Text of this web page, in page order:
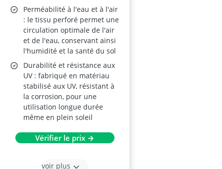
Perméabilité à l'eau et à l'air
: le tissu perforé permet une
circulation optimale de l'air
et de l'eau, conservant ainsi
l'humidité et la santé du sol
Durabilité et résistance aux
UV : fabriqué en matériau
stabilisé aux UV, résistant à
la corrosion, pour une
utilisation longue durée
même en plein soleil
Vérifier le prix →
voir plus